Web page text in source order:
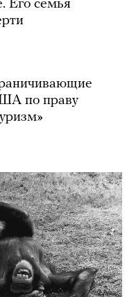
Его семья
по праву